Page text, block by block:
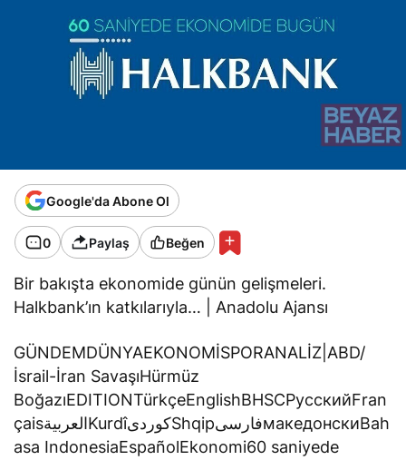
Google'da Abone Ol
0 Paylaş Beğen
Bir bakışta ekonomide günün gelişmeleri.
Halkbank’ın katkılarıyla… | Anadolu Ajansı
GÜNDEMDÜNYAEKONOMİSPORANALİZ|ABD/
İsrail-İran SavaşıHürmüz
BoğazıEDITIONTürkçeEnglishBHSCPусскийFran
çaisالعربيةKurdîکوردیShqipفارسیмакедонскиBah
asa IndonesiaEspañolEkonomi60 saniyede